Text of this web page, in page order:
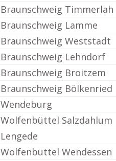
Braunschweig Timmerlah
Braunschweig Lamme
Braunschweig Weststadt
Braunschweig Lehndorf
Braunschweig Broitzem
Braunschweig Bölkenried
Wendeburg
Wolfenbüttel Salzdahlum
Lengede
Wolfenbüttel Wendessen